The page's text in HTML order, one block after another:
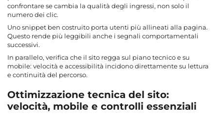
confrontare se cambia la qualità degli ingressi, non solo il
numero dei clic.
Uno snippet ben costruito porta utenti più allineati alla pagina.
Questo rende più leggibili anche i segnali comportamentali
successivi.
In parallelo, verifica che il sito regga sul piano tecnico e su
mobile: velocità e accessibilità incidono direttamente su lettura
e continuità del percorso.
Ottimizzazione tecnica del sito:
velocità, mobile e controlli essenziali